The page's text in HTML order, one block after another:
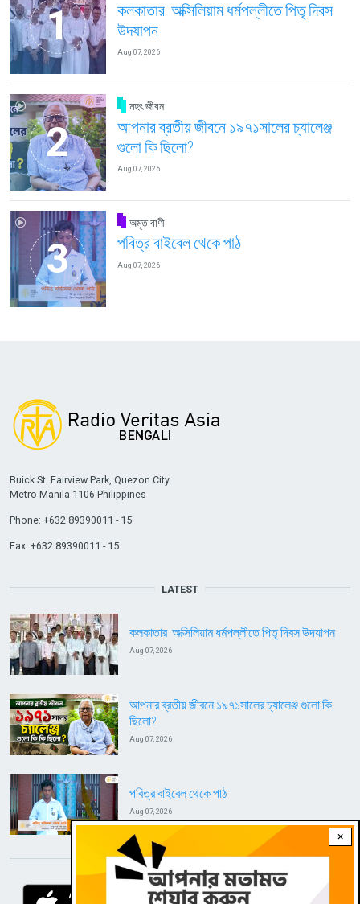
কলকাতার অক্সিলিয়াম ধর্মপল্লীতে পিতৃ দিবস
উদযাপন
Aug 07, 2026
মহৎ জীবন
আপনার ব্রতীয় জীবনে ১৯৭১সালের চ্যালেঞ্জ
গুলো কি ছিলো?
Aug 07, 2026
অমৃত বাণী
পবিত্র বাইবেল থেকে পাঠ
Aug 07, 2026
×
Buick St. Fairview Park, Quezon City
Metro Manila 1106 Philippines
Phone: +632 89390011 - 15
Fax: +632 89390011 - 15
LATEST
কলকাতার অক্সিলিয়াম ধর্মপল্লীতে পিতৃ দিবস উদযাপন
Aug 07, 2026
আপনার ব্রতীয় জীবনে ১৯৭১সালের চ্যালেঞ্জ গুলো কি
ছিলো?
Aug 07, 2026
পবিত্র বাইবেল থেকে পাঠ
Aug 07, 2026
DOWNLOAD RVA APP